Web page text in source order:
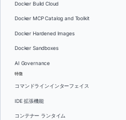
Docker Build Cloud
Docker MCP Catalog and Toolkit
Docker Hardened Images
Docker Sandboxes
AI Governance
特徴
コマンドラインインターフェイス
IDE 拡張機能
コンテナー ランタイム